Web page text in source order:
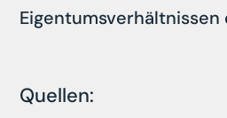
Eigentumsverhältnissen
Quellen: